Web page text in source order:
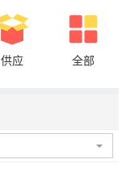
供应 全部